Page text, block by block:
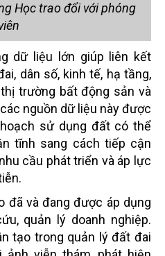
Học trao đổi với phóng
dữ liệu lớn giúp liên kết
dân số, kinh tế, hạ tầng,
trường bất động sản và
nguồn dữ liệu này được
sử dụng đất có thể
tĩnh sang cách tiếp cận
cầu phát triển và áp lực
đã và đang được áp dụng
quản lý doanh nghiệp.
tạo trong quản lý đất đai